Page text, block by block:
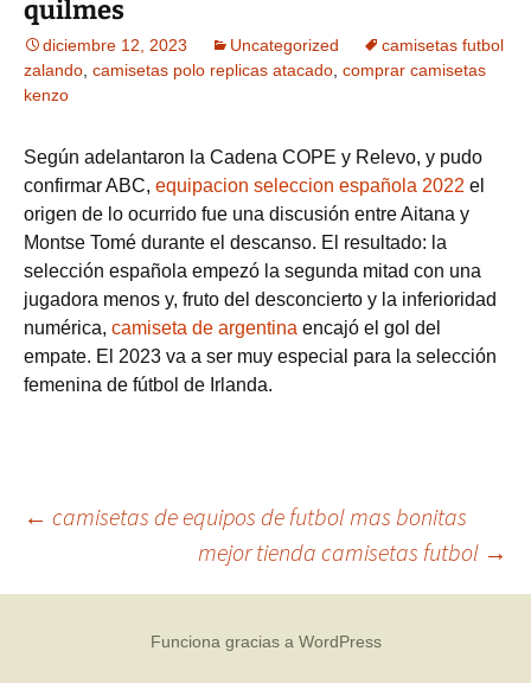
quilmes
diciembre 12, 2023 Uncategorized
camisetas futbol
zalando camisetas polo replicas atacado comprar camisetas
kenzo
Según adelantaron la Cadena COPE y Relevo, y pudo
confirmar ABC, equipacion seleccion española 2022 el
origen de lo ocurrido fue una discusión entre Aitana y
Montse Tomé durante el descanso. El resultado: la
selección española empezó la segunda mitad con una
jugadora menos y, fruto del desconcierto y la inferioridad
numérica, camiseta de argentina encajó el gol del
empate. El 2023 va a ser muy especial para la selección
femenina de fútbol de Irlanda.
Navegación
de
← camisetas de equipos de futbol mas bonitas
mejor tienda camisetas futbol →
Funciona gracias a WordPress